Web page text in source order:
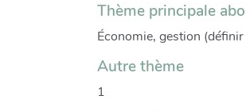
Thème principale
Économie, gestion
Autre thème
1